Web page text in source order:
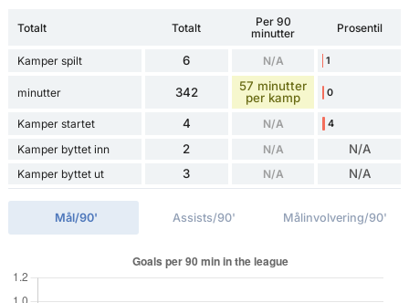
Totalt Totalt
Per 90
minutter
Prosentil
Kamper spilt 6 N/A 1
minutter 342
57 minutter
per kamp
0
Kamper startet 4 N/A 4
Kamper byttet inn 2 N/A N/A
Kamper byttet ut 3 N/A N/A
Mål/90' Assists/90' Målinvolvering/90'